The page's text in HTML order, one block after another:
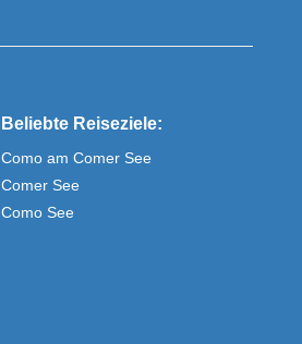
Beliebte Reiseziele:
Como am Comer See
Comer See
Como See